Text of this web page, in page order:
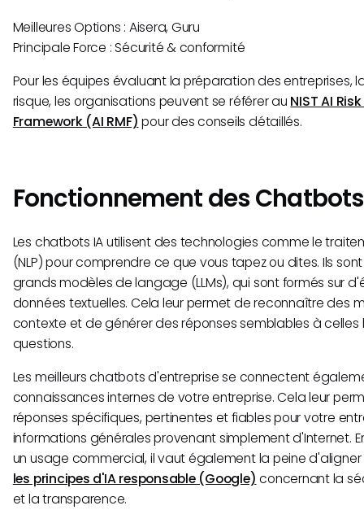
Meilleures Options : Aisera, Guru
Principale Force : Sécurité & conformité
Pour les équipes évaluant la préparation des entreprises,
risque, les organisations peuvent se référer au NIST AI
Framework (AI RMF) pour des conseils détaillés.
Fonctionnement des
Les chatbots IA utilisent des technologies comme le
(NLP) pour comprendre ce que vous tapez ou dites. Ils
grands modèles de langage (LLMs), qui sont formés sur
données textuelles. Cela leur permet de reconnaître des
contexte et de générer des réponses semblables à celles
questions.
Les meilleurs chatbots d'entreprise se connectent
connaissances internes de votre entreprise. Cela leur
réponses spécifiques, pertinentes et fiables pour votre
informations générales provenant simplement d'Internet.
un usage commercial, il vaut également la peine
les principes d'IA responsable (Google) concernant la
et la transparence.